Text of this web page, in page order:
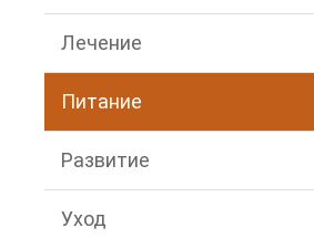
Лечение
Питание
Развитие
Уход